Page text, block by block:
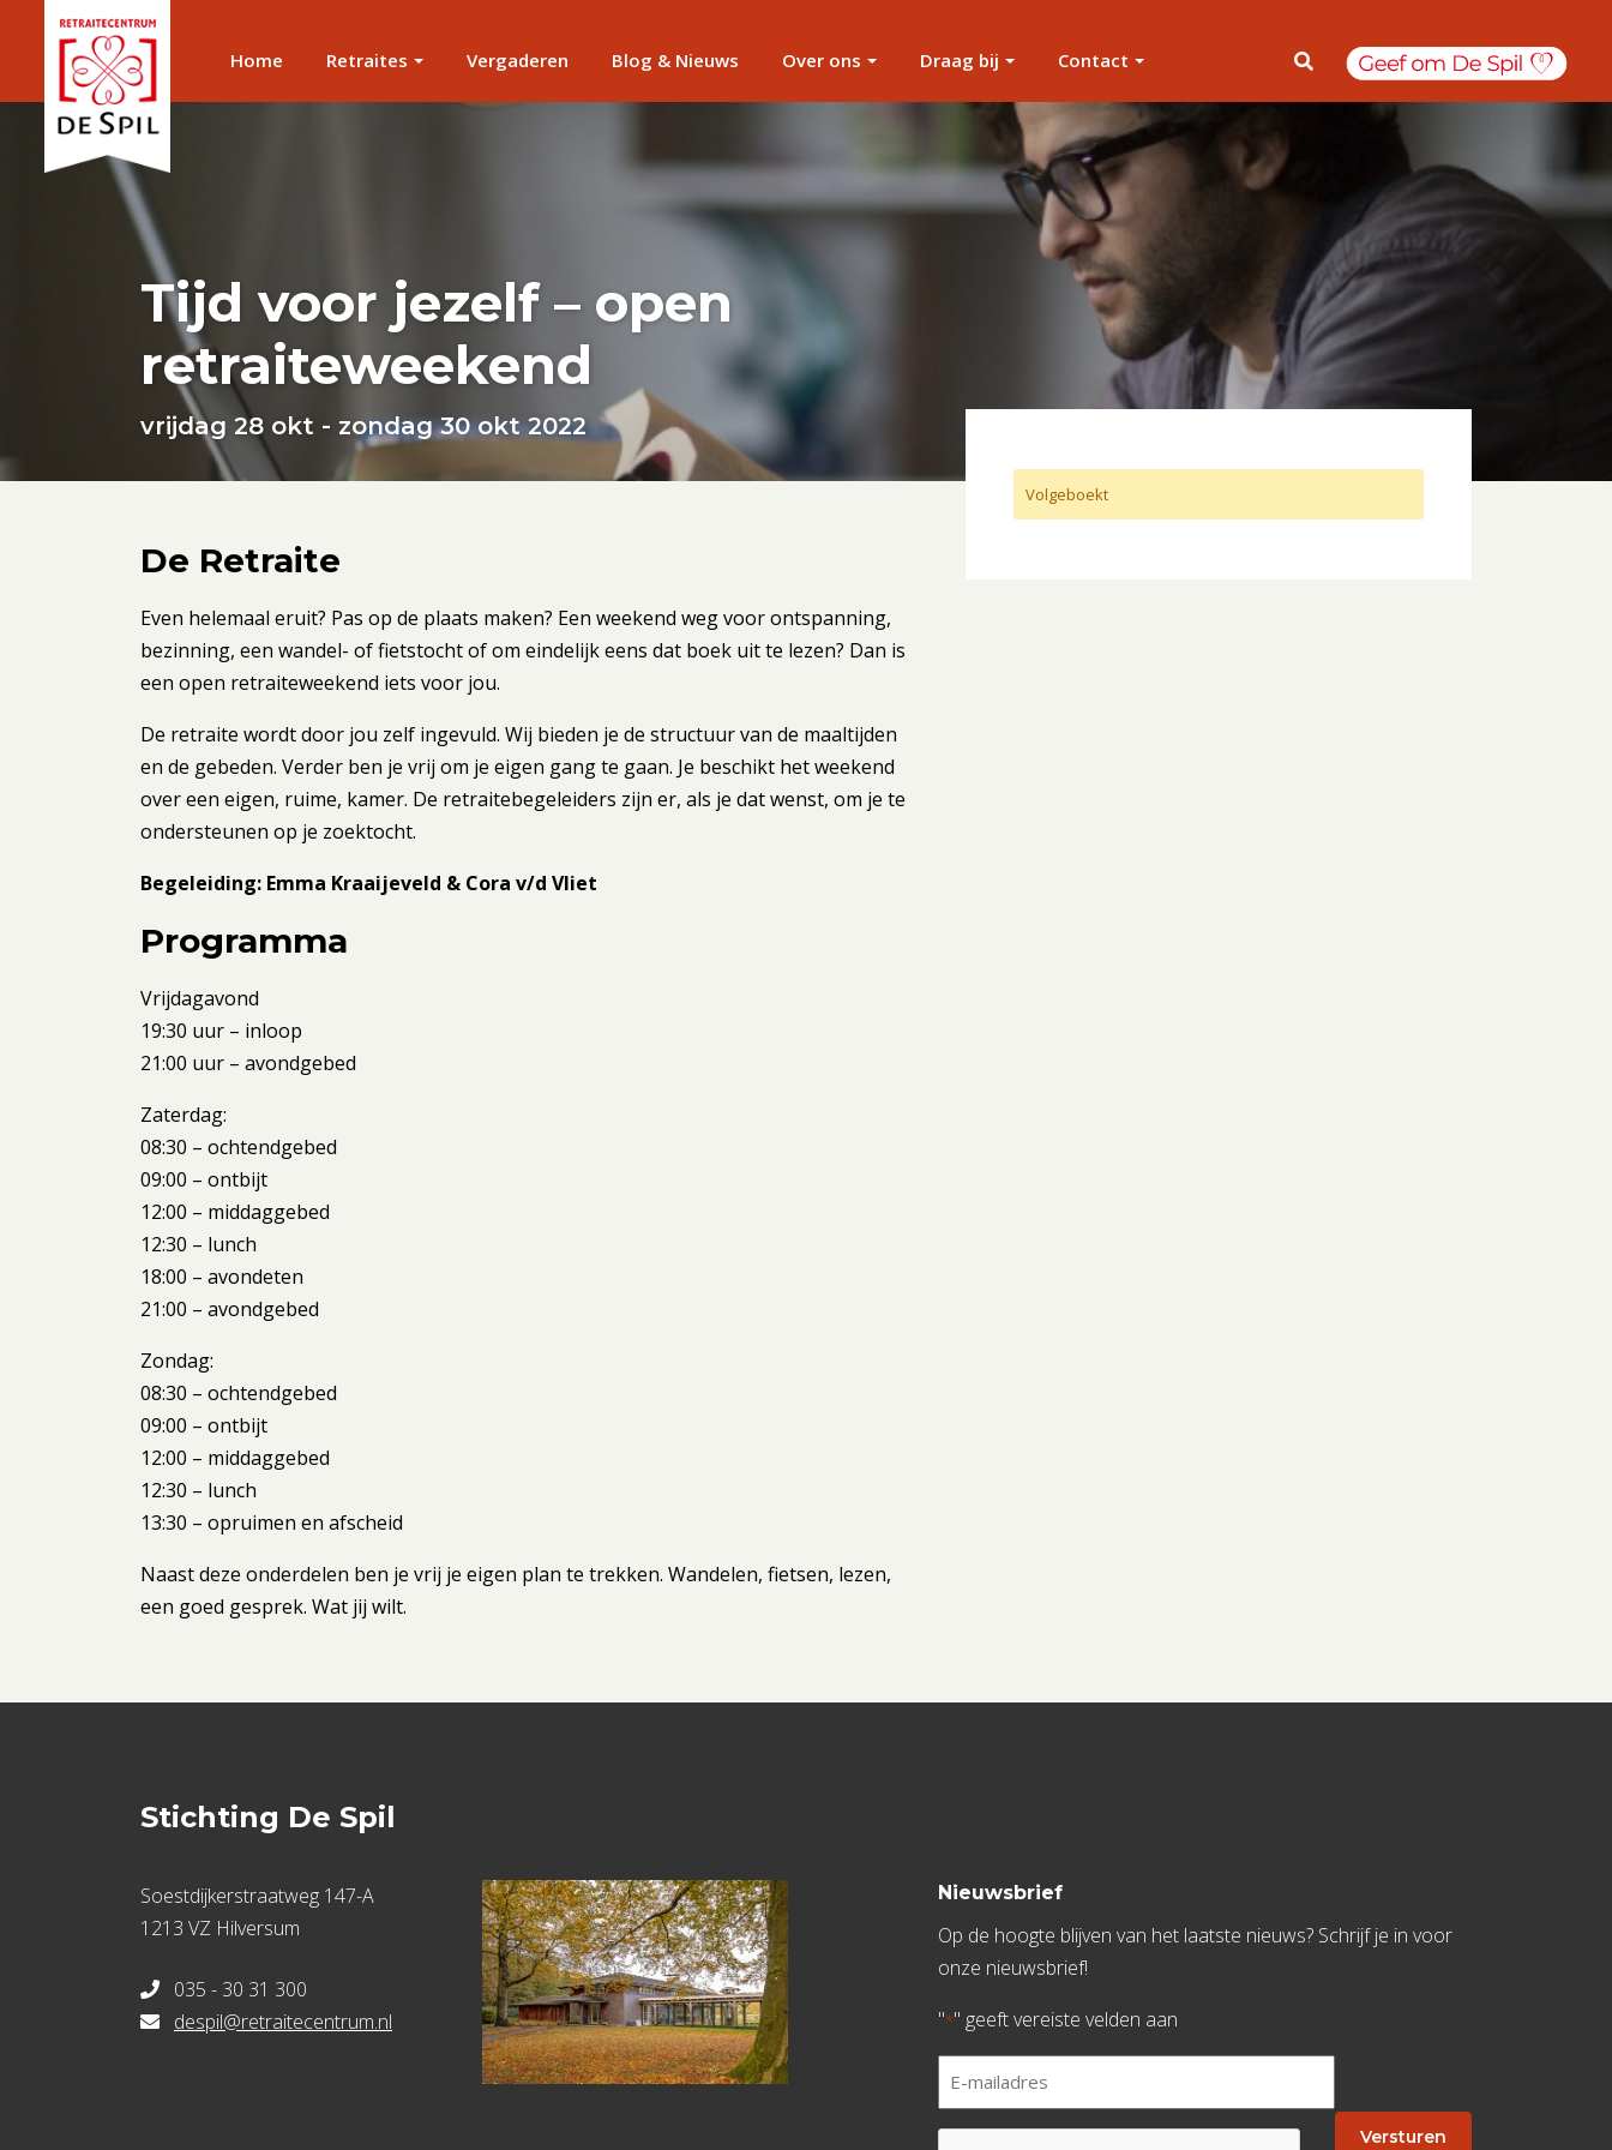
Home Retraites Vergaderen Blog & Nieuws Over ons Draag bij Contact
Tijd voor jezelf – open
retraiteweekend
vrijdag 28 okt - zondag 30 okt 2022
De Retraite
Even helemaal eruit? Pas op de plaats maken? Een weekend weg voor ontspanning,
bezinning, een wandel- of fietstocht of om eindelijk eens dat boek uit te lezen? Dan is
een open retraiteweekend iets voor jou.
De retraite wordt door jou zelf ingevuld. Wij bieden je de structuur van de maaltijden
en de gebeden. Verder ben je vrij om je eigen gang te gaan. Je beschikt het weekend
over een eigen, ruime, kamer. De retraitebegeleiders zijn er, als je dat wenst, om je te
ondersteunen op je zoektocht.
Begeleiding: Emma Kraaijeveld & Cora v/d Vliet
Programma
Vrijdagavond
19:30 uur – inloop
21:00 uur – avondgebed
Zaterdag:
08:30 – ochtendgebed
09:00 – ontbijt
12:00 – middaggebed
12:30 – lunch
18:00 – avondeten
21:00 – avondgebed
Zondag:
08:30 – ochtendgebed
09:00 – ontbijt
12:00 – middaggebed
12:30 – lunch
13:30 – opruimen en afscheid
Naast deze onderdelen ben je vrij je eigen plan te trekken. Wandelen, fietsen, lezen,
een goed gesprek. Wat jij wilt.
Volgeboekt
Stichting De Spil
Soestdijkerstraatweg 147-A
1213 VZ Hilversum
035 - 30 31 300
despil@retraitecentrum.nl
Nieuwsbrief
Op de hoogte blijven van het laatste nieuws? Schrijf je in voor
onze nieuwsbrief!
"*" geeft vereiste velden aan
mailadres
* Versturen